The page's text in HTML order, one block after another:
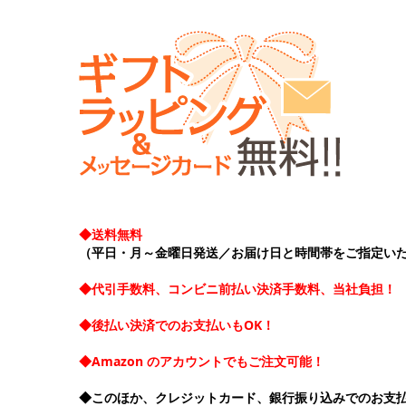
◆送料無料
（平日・月～金曜日発送／お届け日と時間帯をご指定い
◆代引手数料、コンビニ前払い決済手数料、当社負担！
◆後払い決済でのお支払いもOK！
◆Amazon のアカウントでもご注文可能！
◆このほか、クレジットカード、銀行振り込みでのお支